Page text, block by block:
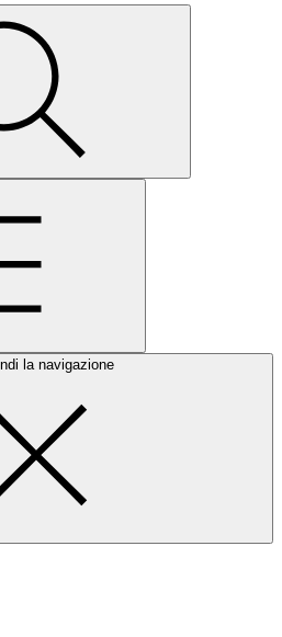
la navigazione